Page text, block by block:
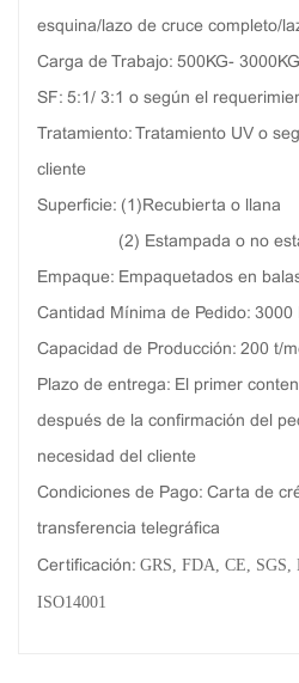
esquina/lazo de cruce completo/
Carga de Trabajo: 500KG- 3000KG
SF: 5:1/ 3:1 o según el
Tratamiento: Tratamiento UV o
cliente
Superficie: (1)Recubierta o llana
(2) Estampada o no
Empaque: Empaquetados en
Cantidad Mínima de Pedido: 3000
Capacidad de Producción: 200 t/
Plazo de entrega: El primer
después de la confirmación del
necesidad del cliente
Condiciones de Pago: Carta de
transferencia telegráfica
Certificación: GRS, FDA, CE, SGS,
ISO14001